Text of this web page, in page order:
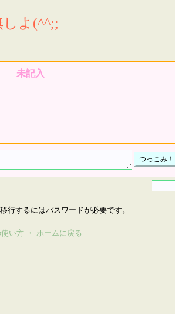
よ(^^;;
未記入
行するにはパスワードが必要です。
使い方 ・ ホームに戻る